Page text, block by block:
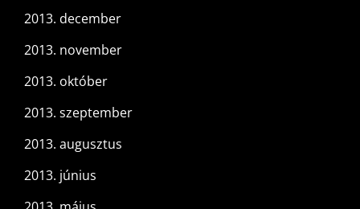
2013. december
2013. november
2013. október
2013. szeptember
2013. augusztus
2013. június